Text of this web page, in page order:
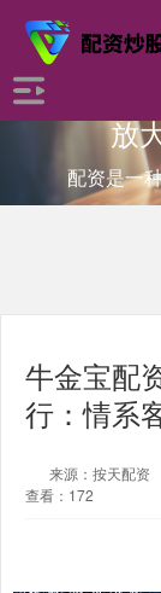
放
配资是一
牛金宝配
行：情系
来源：按天配资
查看：172